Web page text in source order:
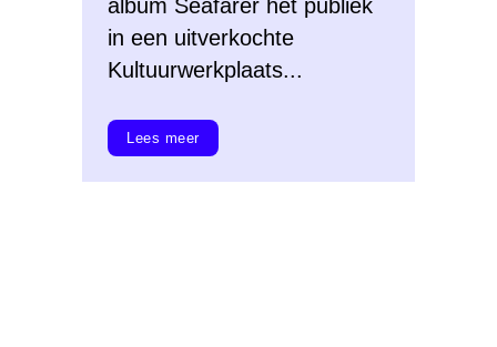
album Seafarer het publiek
in een uitverkochte
Kultuurwerkplaats...
Lees meer